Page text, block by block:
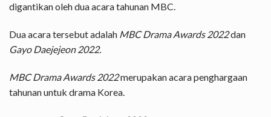
digantikan oleh dua acara tahunan MBC.
Dua acara tersebut adalah MBC Drama Awards 2022dan
Gayo Daejejeon 2022.
MBC Drama Awards 2022merupakan acara penghargaan
tahunan untuk drama Korea.